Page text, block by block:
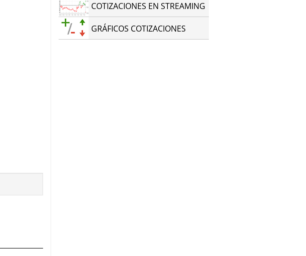
COTIZACIONES EN STREAMING
GRÁFICOS COTIZACIONES